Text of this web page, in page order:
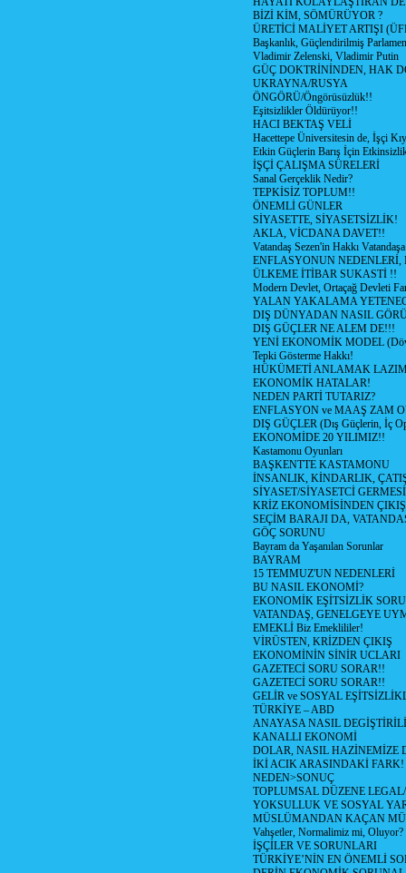
BİZİ KİM, SÖMÜRÜYOR ?
ÜRETİCİ MALİYET ARTIŞI
Başkanlık, Güçlendirilmiş
Vladimir Zelenski, Vladimir Putin
GÜÇ DOKTRİNİNDEN, HAK
UKRAYNA/RUSYA
ÖNGÖRÜ/Öngörüsüzlük!!
Eşitsizlikler Öldürüyor!!
HACI BEKTAŞ VELİ
Hacettepe Üniversitesin de, İşçi
Etkin Güçlerin Barış İçin
İŞÇİ ÇALIŞMA SÜRELERİ
Sanal Gerçeklik Nedir?
TEPKİSİZ TOPLUM!!
ÖNEMLİ GÜNLER
SİYASETTE, SİYASETSİZLİK!
AKLA, VİCDANA DAVET!!
Vatandaş Sezen'in Hakkı
ENFLASYONUN NEDENLERİ,
ÜLKEME İTİBAR SUKASTİ !!
Modern Devlet, Ortaçağ Devleti
YALAN YAKALAMA
DIŞ DÜNYADAN NASIL
DIŞ GÜÇLER NE ALEM DE!!!
YENİ EKONOMİK MODEL
Tepki Gösterme Hakkı!
HÜKÜMETİ ANLAMAK
EKONOMİK HATALAR!
NEDEN PARTİ TUTARIZ?
ENFLASYON ve MAAŞ ZAM
DIŞ GÜÇLER (Dış Güçlerin, İç
EKONOMİDE 20 YILIMIZ!!
Kastamonu Oyunları
BAŞKENTTE KASTAMONU
İNSANLIK, KİNDARLIK,
SİYASET/SİYASETCİ
KRİZ EKONOMİSİNDEN ÇIKIŞ
SEÇİM BARAJI DA,
GÖÇ SORUNU
Bayram da Yaşanılan Sorunlar
BAYRAM
15 TEMMUZ'UN NEDENLERİ
BU NASIL EKONOMİ?
EKONOMİK EŞİTSİZLİK
VATANDAŞ, GENELGEYE
EMEKLİ Biz Emeklililer!
VİRÜSTEN, KRİZDEN ÇIKIŞ
EKONOMİNİN SİNİR UCLARI
GAZETECİ SORU SORAR!!
GAZETECİ SORU SORAR!!
GELİR ve SOSYAL
TÜRKİYE – ABD
ANAYASA NASIL
KANALLI EKONOMİ
DOLAR, NASIL HAZİNEMİZE
İKİ ACIK ARASINDAKİ FARK!
NEDEN>SONUÇ
TOPLUMSAL DÜZENE
YOKSULLUK VE SOSYAL
MÜSLÜMANDAN KAÇAN
Vahşetler, Normalimiz mi, Oluyor?
İŞÇİLER VE SORUNLARI
TÜRKİYE’NİN EN ÖNEMLİ